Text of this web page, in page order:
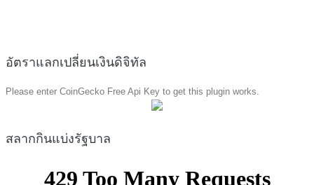
อัตราแลกเปลี่ยนเงินดิจิทัล
Please enter CoinGecko Free Api Key to get this plugin works.
สลากกินแบ่งรัฐบาล